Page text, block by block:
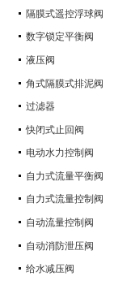
隔膜式遥控浮球阀
数字锁定平衡阀
液压阀
角式隔膜式排泥阀
过滤器
快闭式止回阀
电动水力控制阀
自力式流量平衡阀
自力式流量控制阀
自动流量控制阀
自动消防泄压阀
给水减压阀